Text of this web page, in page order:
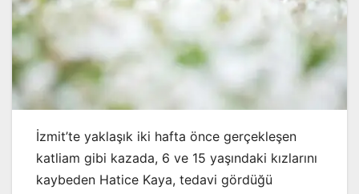
İzmit’te yaklaşık iki hafta önce gerçekleşen
katliam gibi kazada, 6 ve 15 yaşındaki kızlarını
kaybeden Hatice Kaya, tedavi gördüğü